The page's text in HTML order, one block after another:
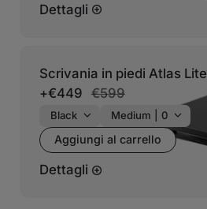
Dettagli
Scrivania in piedi Atlas Lite
+€449 €599
Aggiungi al carrello
Dettagli